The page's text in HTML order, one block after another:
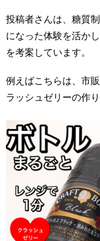
投稿者さんは、糖質
になった体験を活か
を考案しています。
例えばこちらは、市
ラッシュゼリーの作り